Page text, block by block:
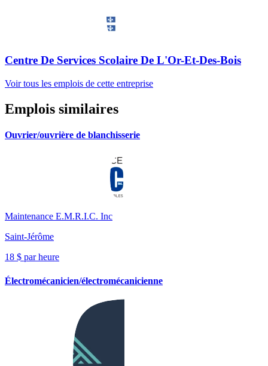
Centre De Services Scolaire De L'Or-Et-Des-Bois
Voir tous les emplois de cette entreprise
Emplois similaires
Ouvrier/ouvrière de blanchisserie
Maintenance E.M.R.I.C. Inc
Saint-Jérôme
18 $ par heure
Électromécanicien/électromécanicienne